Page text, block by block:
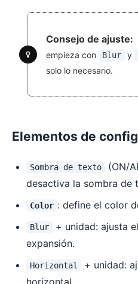
Consejo de ajuste:
empieza con Blur y
solo lo necesario.
Elementos de
Sombra de texto
(ON/
desactiva la sombra de
Color : define el color
Blur
+ unidad: ajusta
expansión.
Horizontal
+ unidad:
horizontal.